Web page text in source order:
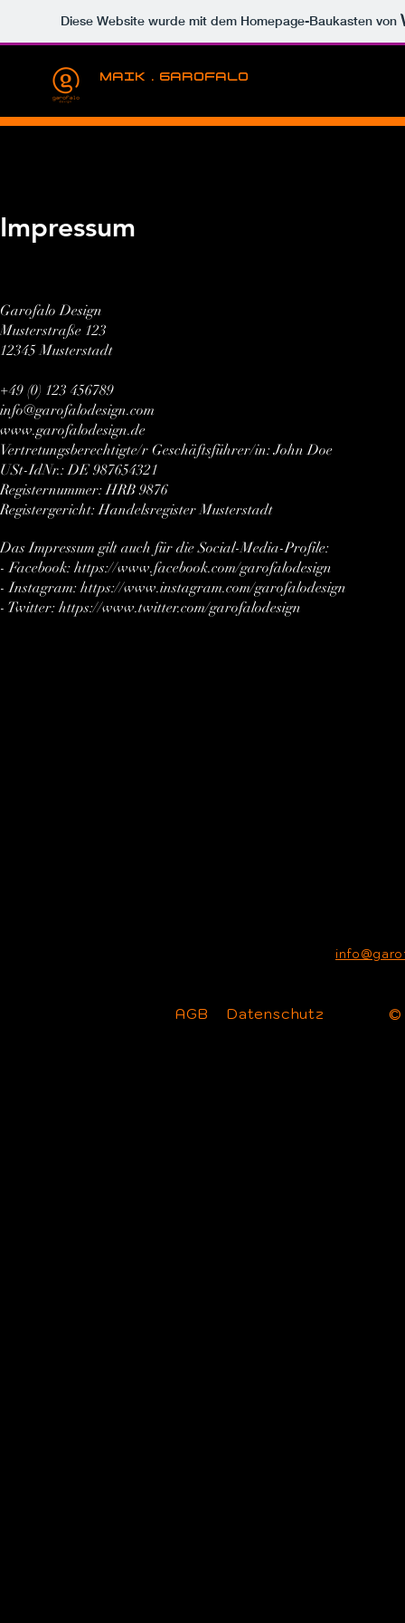
Diese Website wurde mit dem Homepage-Baukasten von
MAIK . GAROFALO
Impressum
Garofalo Design
Musterstraße 123
12345 Musterstadt
+49 (0) 123 456789
info@garofalodesign.com
www.garofalodesign.de
Vertretungsberechtigte/r Geschäftsführer/in: John Doe
USt-IdNr.: DE 987654321
Registernummer: HRB 9876
Registergericht: Handelsregister Musterstadt
Das Impressum gilt auch für die Social-Media-Profile:
- Facebook: https://www.facebook.com/garofalodesign
- Instagram: https://www.instagram.com/garofalodesign
- Twitter: https://www.twitter.com/garofalodesign
AGB ©
Datenschutz